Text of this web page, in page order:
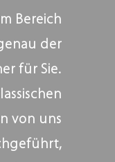
Bereich
der
für Sie.
von uns